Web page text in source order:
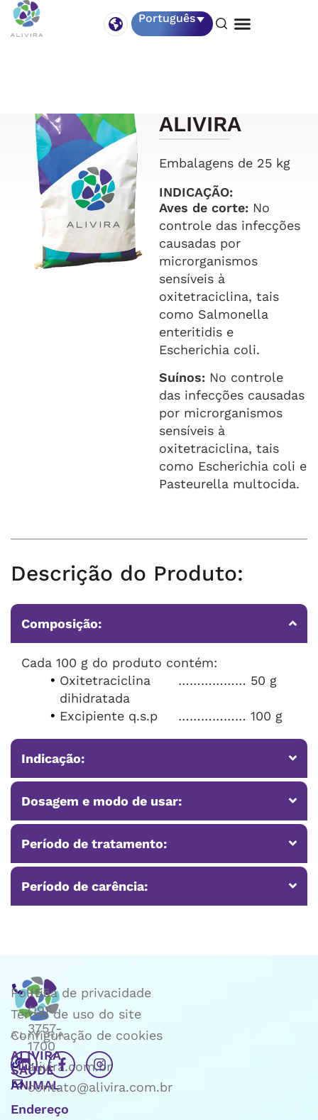
Português
ALIVIRA
Embalagens de 25 kg
INDICAÇÃO:
Aves de corte: No
controle das infecções
causadas por
microrganismos
sensíveis à
oxitetraciclina, tais
como Salmonella
enteritidis e
Escherichia coli.
Suínos: No controle
das infecções causadas
por microrganismos
sensíveis à
oxitetraciclina, tais
como Escherichia coli e
Pasteurella multocida.
Descrição do Produto:
Composição:
Cada 100 g do produto contém:
Oxitetraciclina
dihidratada
……………… 50 g
Excipiente q.s.p ……………… 100 g
Indicação:
Dosagem e modo de usar:
Período de tratamento:
Período de carência:
ALIVIRA
SAÚDE
ANIMAL
Endereço
+55
(19)
3757-
1700
alivira.com.br
contato@alivira.com.br
Política de privacidade
Termo de uso do site
Configuração de cookies